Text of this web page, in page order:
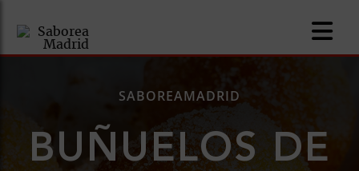
SABOREAMADRID
BUÑUELOS DE